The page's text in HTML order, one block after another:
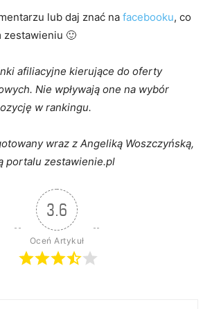
lub daj znać na facebooku, co
zestawieniu 🙂
afiliacyjne kierujące do oferty
Nie wpływają one na wybór
w rankingu.
wraz z Angeliką Woszczyńską,
portalu zestawienie.pl
3.6
Oceń Artykuł